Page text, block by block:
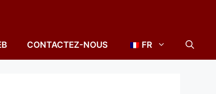
CONTACTEZ-NOUS FR